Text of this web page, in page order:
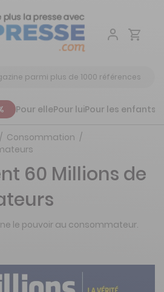
Aller
Pour ellePour luiPour les enfants
Consommation
60 Millions de
le pouvoir au consommateur.